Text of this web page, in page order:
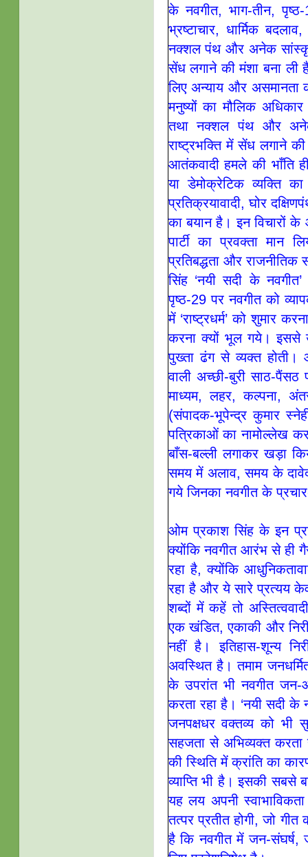
के नवगीत, भाग-तीन,
भ्रष्टाचार, धार्मिक
नक्शल पंथ और अनेक
सेंध लगाने की मंशा बना ली
लिए अन्याय और असमानता
मनुष्यों का मौलिक
तथा नक्शल पंथ और अनेक
राष्ट्रभक्ति में सेंध लगाने
आतंकवादी हमले की भाँति
या डेमोक्रेटिक व्यक्ति का
प्रतिक्रयावादी, घोर
का बयान है। इन विचारों
पार्टी का प्रवक्ता मान
प्रतिबद्धता और
सिंह ‘नयी सदी के
पृष्ठ-29 पर नवगीत को
में ‘राष्ट्रधर्म’ को शुमार
करना क्यों भूल गये। इससे
पुख्ता ढंग से व्यक्त होती।
वाली अच्छी-बुरी साठ-पैंसठ
माध्यम, लहर, कल्पना,
(संपादक-भूपेन्द्र कुमार
पत्रिकाओं का नामोल्लेख
बाँस-बल्ली लगाकर खड़ा
समय में अलाव, समय के
गये जिनका नवगीत के
ओम प्रकाश सिंह के इन
क्योंकि नवगीत आरंभ से ही
रहा है, क्योंकि
रहा है और ये सारे प्रत्यय
शब्दों में कहें तो
एक खंडित, एकाकी और
नहीं है। इतिहास-शून्य
अवस्थित है। तमाम
के उपरांत भी नवगीत जन-
करता रहा है। ‘नयी सदी
जनपक्षधर वक्तव्य को भी
सहजता से अभिव्यक्त करता
की स्थिति में क्रांति का
व्याप्ति भी है। इसकी सबसे
यह लय अपनी
तत्पर प्रतीत होगी, जो
है कि नवगीत में जन-संघर्ष,